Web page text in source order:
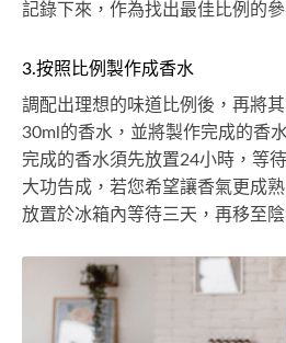
記錄下來，作為找出最佳比例的參
3.按照比例製作成香水
調配出理想的味道比例後，再將
30ml的香水，並將製作完成的香
完成的香水須先放置24小時，等
大功告成，若您希望讓香氣更成
放置於冰箱內等待三天，再移至